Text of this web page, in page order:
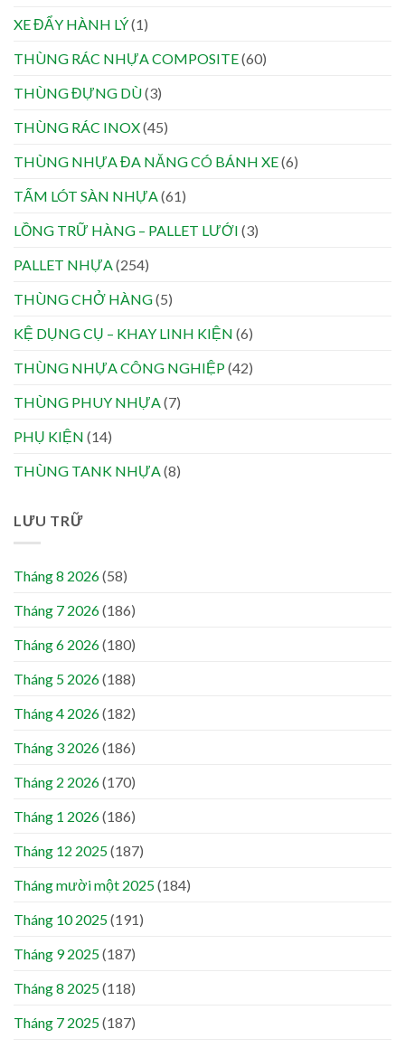
XE ĐẨY HÀNH LÝ(1)
THÙNG RÁC NHỰA COMPOSITE(60)
THÙNG ĐỰNG DÙ(3)
THÙNG RÁC INOX(45)
THÙNG NHỰA ĐA NĂNG CÓ BÁNH XE(6)
TẤM LÓT SÀN NHỰA(61)
LỒNG TRỮ HÀNG – PALLET LƯỚI (3)
PALLET NHỰA(254)
THÙNG CHỞ HÀNG(5)
KỆ DỤNG CỤ – KHAY LINH KIỆN (6)
THÙNG NHỰA CÔNG NGHIỆP(42)
THÙNG PHUY NHỰA(7)
PHỤ KIỆN (14)
THÙNG TANK NHỰA(8)
LƯU TRỮ
Tháng 8 2026(58)
Tháng 7 2026(186)
Tháng 6 2026(180)
Tháng 5 2026(188)
Tháng 4 2026(182)
Tháng 3 2026(186)
Tháng 2 2026(170)
Tháng 1 2026(186)
Tháng 12 2025(187)
Tháng mười một 2025(184)
Tháng 10 2025(191)
Tháng 9 2025(187)
Tháng 8 2025(118)
Tháng 7 2025(187)